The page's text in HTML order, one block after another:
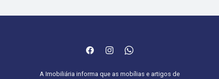
A Imobiliária informa que as mobílias e artigos de